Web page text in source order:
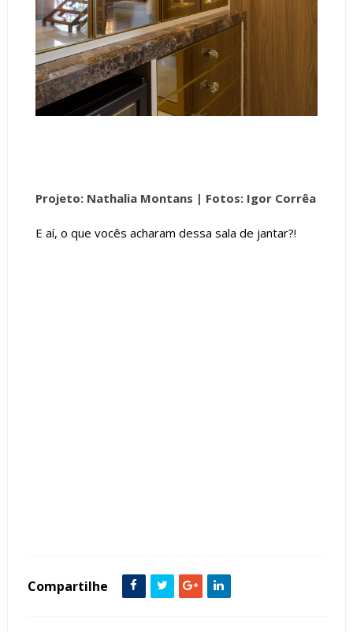
Projeto: Nathalia Montans | Fotos: Igor Corrêa
E aí, o que vocês acharam dessa sala de jantar?!
Compartilhe